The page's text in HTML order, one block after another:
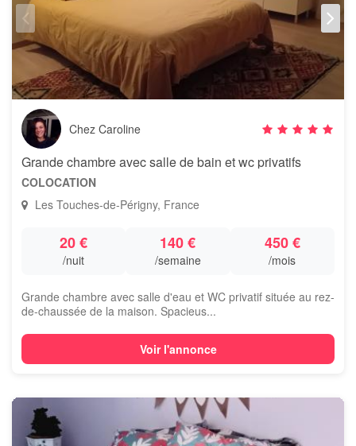
Chez Caroline
Grande chambre avec salle de bain et wc privatifs
COLOCATION
Les Touches-de-Périgny, France
20 €
/nuit
140 €
/semaine
450 €
/mois
Grande chambre avec salle d'eau et WC privatif située au rez-
de-chaussée de la maison. Spacieus...
Voir l'annonce